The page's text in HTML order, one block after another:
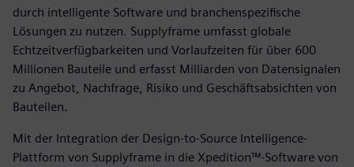
durch intelligente Software und branchenspezifische
Lösungen zu nutzen. Supplyframe umfasst globale
Echtzeitverfügbarkeiten und Vorlaufzeiten für über 600
Millionen Bauteile und erfasst Milliarden von Datensignalen
zu Angebot, Nachfrage, Risiko und Geschäftsabsichten von
Bauteilen.
Mit der Integration der Design-to-Source Intelligence-
Plattform von Supplyframe in die Xpedition™-Software von